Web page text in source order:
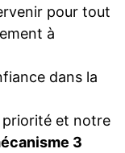
pour tout
à
dans la
et notre
3